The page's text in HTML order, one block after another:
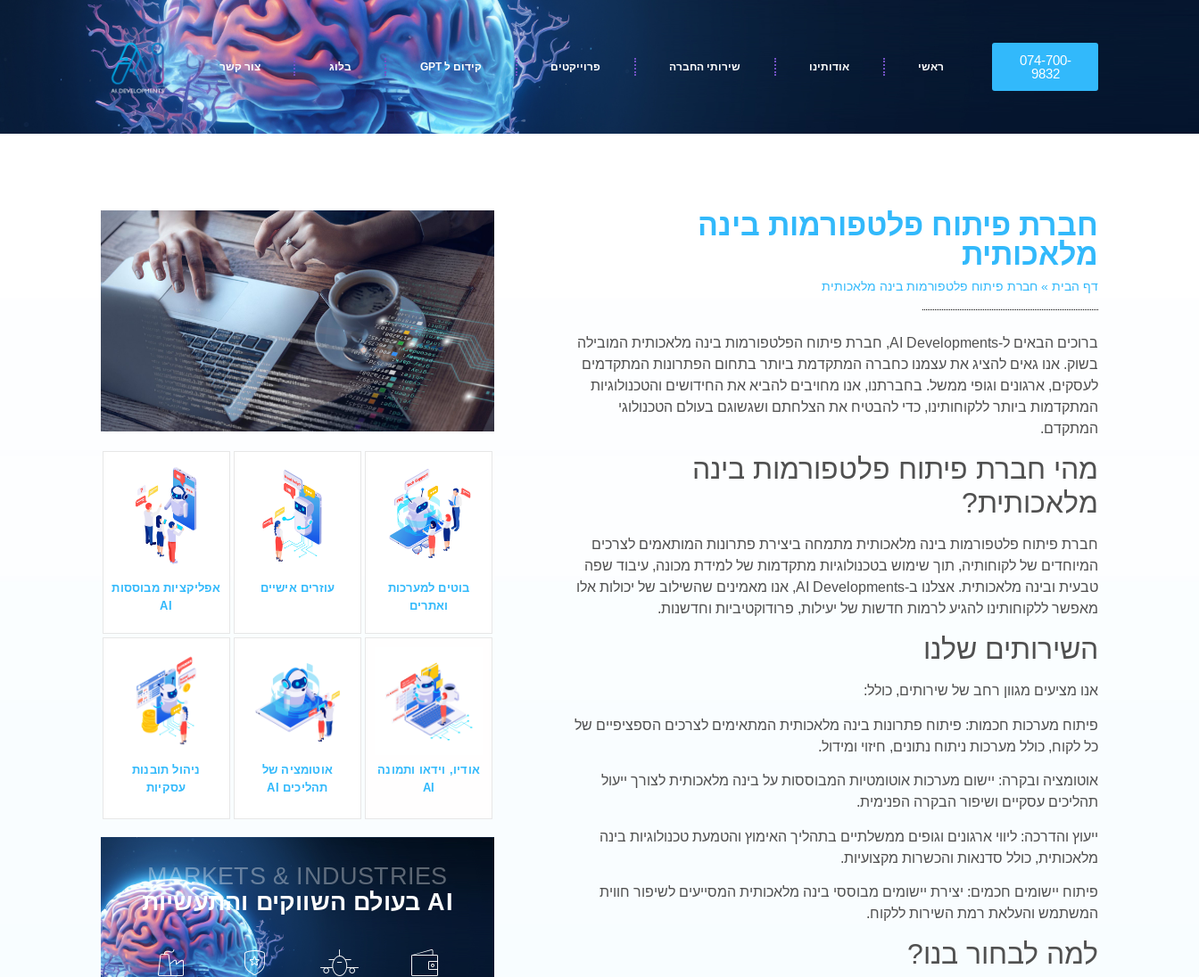
074-700-
9832
ראשי אודותינו שירותי החברה פרוייקטים קידום ל GPT בלוג צור קשר
חברת פיתוח פלטפורמות בינה
מלאכותית
דף הבית» חברת פיתוח פלטפורמות בינה מלאכותית
ברוכים הבאים ל-AI Developments, חברת פיתוח הפלטפורמות בינה מלאכותית המובילה
בשוק. אנו גאים להציג את עצמנו כחברה המתקדמת ביותר בתחום הפתרונות המתקדמים
לעסקים, ארגונים וגופי ממשל. בחברתנו, אנו מחויבים להביא את החידושים והטכנולוגיות
המתקדמות ביותר ללקוחותינו, כדי להבטיח את הצלחתם ושגשוגם בעולם הטכנולוגי
המתקדם.
מהי חברת פיתוח פלטפורמות בינה
מלאכותית?
חברת פיתוח פלטפורמות בינה מלאכותית מתמחה ביצירת פתרונות המותאמים לצרכים
המיוחדים של לקוחותיה, תוך שימוש בטכנולוגיות מתקדמות של למידת מכונה, עיבוד שפה
טבעית ובינה מלאכותית. אצלנו ב-AI Developments, אנו מאמינים שהשילוב של יכולות אלו
מאפשר ללקוחותינו להגיע לרמות חדשות של יעילות, פרודוקטיביות וחדשנות.
השירותים שלנו
אנו מציעים מגוון רחב של שירותים, כולל:
פיתוח מערכות חכמות: פיתוח פתרונות בינה מלאכותית המתאימים לצרכים הספציפיים של
כל לקוח, כולל מערכות ניתוח נתונים, חיזוי ומידול.
אוטומציה ובקרה: יישום מערכות אוטומטיות המבוססות על בינה מלאכותית לצורך ייעול
תהליכים עסקיים ושיפור הבקרה הפנימית.
ייעוץ והדרכה: ליווי ארגונים וגופים ממשלתיים בתהליך האימוץ והטמעת טכנולוגיות בינה
מלאכותית, כולל סדנאות והכשרות מקצועיות.
פיתוח יישומים חכמים: יצירת יישומים מבוססי בינה מלאכותית המסייעים לשיפור חווית
המשתמש והעלאת רמת השירות ללקוח.
למה לבחור בנו?
בוטים למערכות
ואתרים
עוזרים אישיים
אפליקציות מבוססות
AI
אודיו, וידאו ותמונה
AI
אוטומציה של
תהליכים AI
ניהול תובנות
עסקיות
MARKETS & INDUSTRIES
AI בעולם השווקים והתעשיות